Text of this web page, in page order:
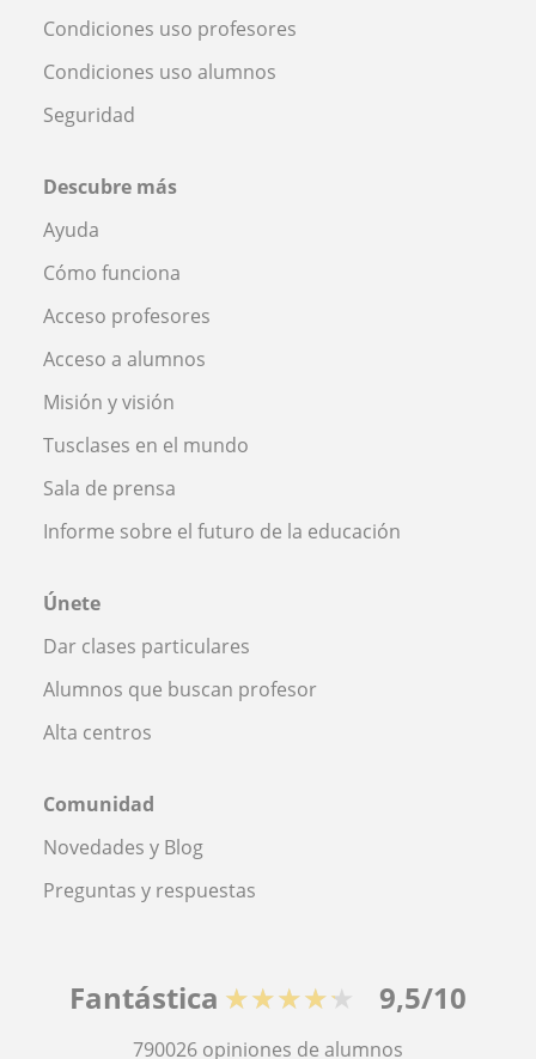
Condiciones uso profesores
Condiciones uso alumnos
Seguridad
Descubre más
Ayuda
Cómo funciona
Acceso profesores
Acceso a alumnos
Misión y visión
Tusclases en el mundo
Sala de prensa
Informe sobre el futuro de la educación
Únete
Dar clases particulares
Alumnos que buscan profesor
Alta centros
Comunidad
Novedades y Blog
Preguntas y respuestas
Fantástica ★★★★★ 9,5/10
790026 opiniones de alumnos